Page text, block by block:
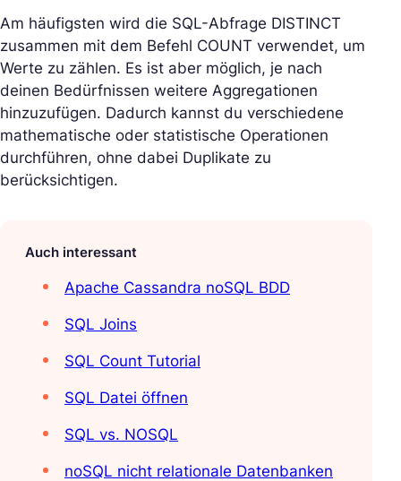
Am häufigsten wird die SQL-Abfrage DISTINCT
zusammen mit dem Befehl COUNT verwendet, um
Werte zu zählen. Es ist aber möglich, je nach
deinen Bedürfnissen weitere Aggregationen
hinzuzufügen. Dadurch kannst du verschiedene
mathematische oder statistische Operationen
durchführen, ohne dabei Duplikate zu
berücksichtigen.
Auch interessant
Apache Cassandra noSQL BDD
SQL Joins
SQL Count Tutorial
SQL Datei öffnen
SQL vs. NOSQL
noSQL nicht relationale Datenbanken